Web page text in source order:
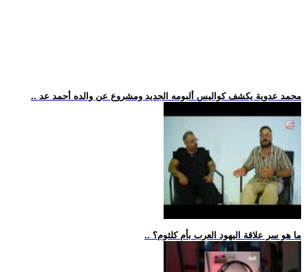
.. محمد عدوية يكشف كواليس ألبومه الجديد ومشروع عن والده أحمد عد
.. ما هو سر علاقة اليهود العرب بأم كلثوم؟